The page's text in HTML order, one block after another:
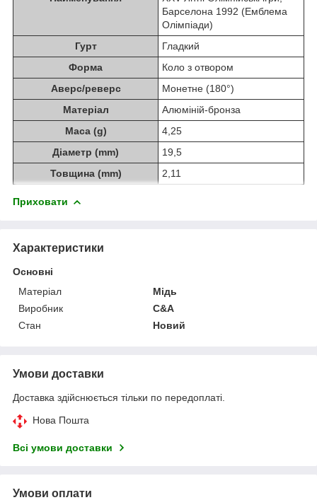
Барселона 1992 (Емблема
Олімпіади)
Гурт
Гладкий
Форма
Коло з отвором
Аверс/реверс
Монетне (180°)
Матеріал
Алюміній-бронза
Маса (g)
4,25
Діаметр (mm)
19,5
Товщина (mm)
2,11
Приховати
Характеристики
Основні
Матеріал
Мідь
Виробник
C&A
Стан
Новий
Умови доставки
Доставка здійснюється тільки по передоплаті.
Нова Пошта
Всі умови доставки
Умови оплати